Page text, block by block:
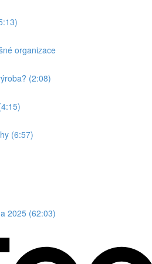
organizace
(2:08)
(6:57)
2025 (62:03)